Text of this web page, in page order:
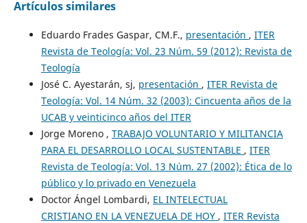
Artículos similares
Eduardo Frades Gaspar, CM.F., presentación , ITER
Revista de Teología: Vol. 23 Núm. 59 (2012): Revista de
Teología
José C. Ayestarán, sj, presentación , ITER Revista de
Teología: Vol. 14 Núm. 32 (2003): Cincuenta años de la
UCAB y veinticinco años del ITER
Jorge Moreno , TRABAJO VOLUNTARIO Y MILITANCIA
PARA EL DESARROLLO LOCAL SUSTENTABLE , ITER
Revista de Teología: Vol. 13 Núm. 27 (2002): Ética de lo
público y lo privado en Venezuela
Doctor Ángel Lombardi, EL INTELECTUAL
CRISTIANO EN LA VENEZUELA DE HOY , ITER Revista